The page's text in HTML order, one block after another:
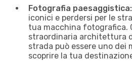
Fotografia paesaggistica:
iconici e perdersi per le
tua macchina fotografica.
straordinaria architettura
strada può essere uno dei
scoprire la tua